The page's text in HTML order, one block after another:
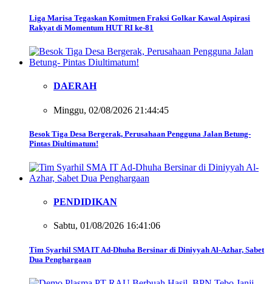
Liga Marisa Tegaskan Komitmen Fraksi Golkar Kawal Aspirasi
Rakyat di Momentum HUT RI ke-81
DAERAH
Minggu, 02/08/2026 21:44:45
Besok Tiga Desa Bergerak, Perusahaan Pengguna Jalan Betung-
Pintas Diultimatum!
PENDIDIKAN
Sabtu, 01/08/2026 16:41:06
Tim Syarhil SMA IT Ad-Dhuha Bersinar di Diniyyah Al-Azhar, Sabet
Dua Penghargaan